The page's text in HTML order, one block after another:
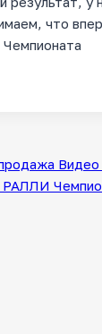
что
Видео
РАЛЛИ